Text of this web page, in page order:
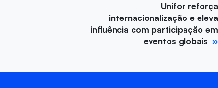
Unifor reforça
internacionalização e eleva
influência com participação em
eventos globais